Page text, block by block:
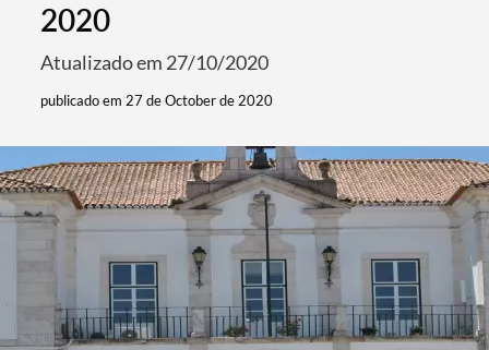
2020
Atualizado em 27/10/2020
publicado em 27 de October de 2020